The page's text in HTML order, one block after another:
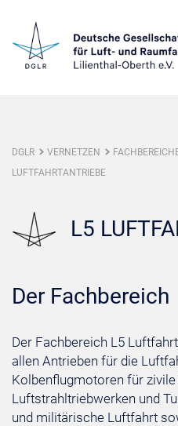
DGLR VERNETZEN
LUFTFAHRTANTRIEBE
L5
Der Fachbereich
Der Fachbereich L5
allen Antrieben für die
Kolbenflugmotoren für
Luftstrahltriebwerken und
und militärische Luftfahrt